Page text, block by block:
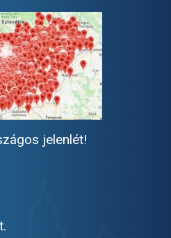
jelenlét!